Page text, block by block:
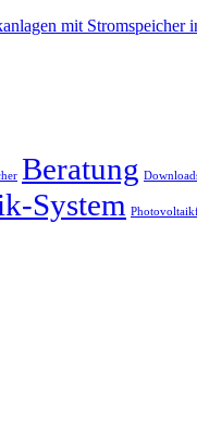
mit Stromspeicher
Beratung
System